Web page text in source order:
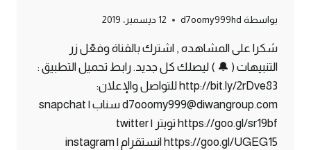
بواسطة d7oomy999hd 12 ديسمبر، 2019
شكرا على المشاهده , اشترك بالقناة وفعّل زر
التنبيهات ( 🔔 ) ليصلك كل جديد. رابط تحميل التطبيق :
http://bit.ly/2rDve83 للتواصل والإعلان:
d7ooomy999@diwangroup.com سناب | snapchat
https://goo.gl/sr19bf تويتر | twitter
https://goo.gl/UGEG15 انستقرام | instagram